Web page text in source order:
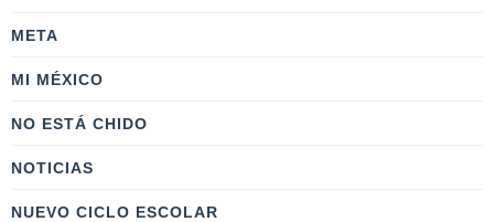
META
MI MÉXICO
NO ESTÁ CHIDO
NOTICIAS
NUEVO CICLO ESCOLAR